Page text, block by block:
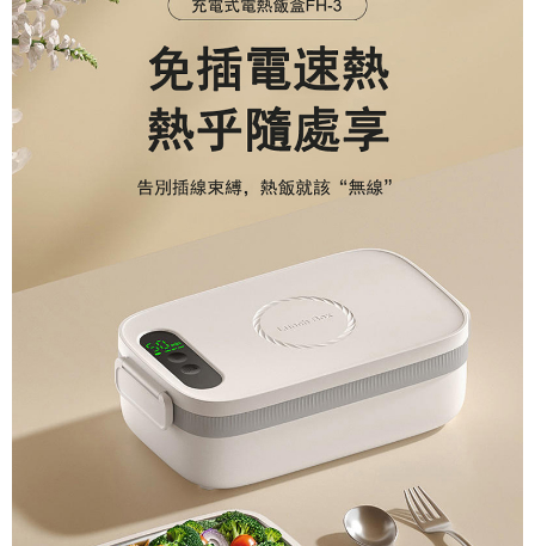
權轉讓予恩沛科技股份有限公司。
２．關於個人資料處理事宜，請瀏覽以下網址：
https://aftee.tw/terms/#terms3
３．未成年的使用者請事先徵得法定代理人或監護人之同意方可使用
「AFTEE先享後付」，若未經同意申辦者引起之損失，本公司不負相關責
４．使用「AFTEE先享後付」時，將依據個別帳號之用戶狀況，依本公司即
時審查核予不同之上限額度；若仍有額度不足之情形，本公司將視審查結果
請求用戶進行身份認證。